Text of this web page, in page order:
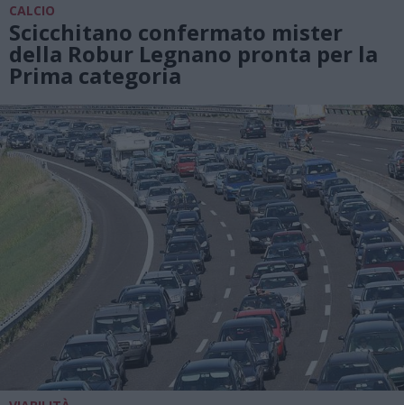
CALCIO
Scicchitano confermato mister
della Robur Legnano pronta per la
Prima categoria